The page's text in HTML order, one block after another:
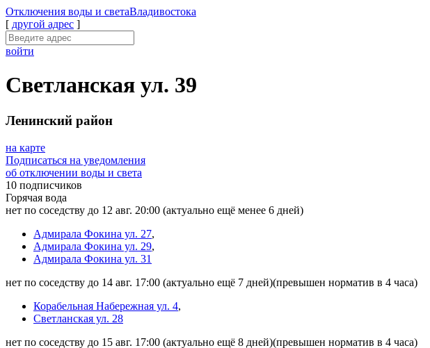
Отключения воды и светаВладивостока
[ другой адрес ]
войти
Светланская ул. 39
Ленинский район
на карте
Подписаться на уведомления
об отключении воды и света
10 подписчиков
Горячая вода
нет по соседству до 12 авг. 20:00 (актуально ещё менее 6 дней)
Адмирала Фокина ул. 27,
Адмирала Фокина ул. 29,
Адмирала Фокина ул. 31
нет по соседству до 14 авг. 17:00 (актуально ещё 7 дней)(превышен норматив в 4 часа)
Корабельная Набережная ул. 4,
Светланская ул. 28
нет по соседству до 15 авг. 17:00 (актуально ещё 8 дней)(превышен норматив в 4 часа)